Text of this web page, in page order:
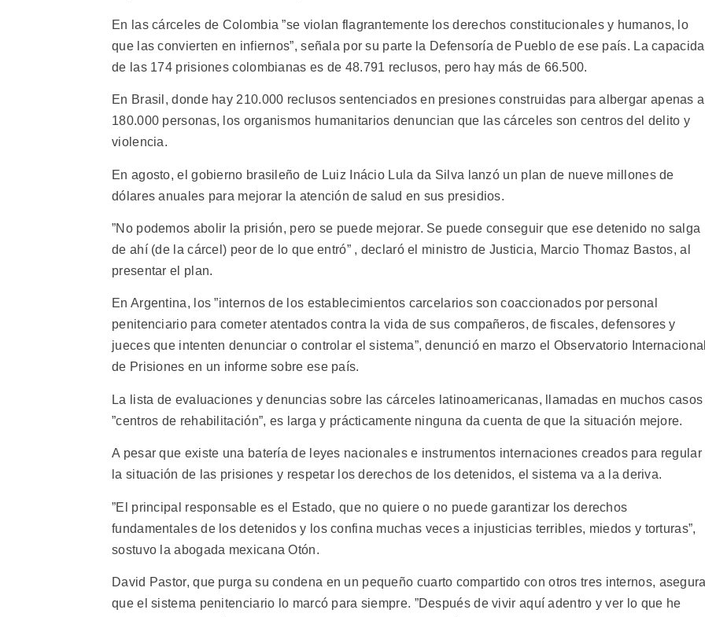
En las cárceles de Colombia ”se violan flagrantemente los derechos constitucionales y humanos, lo
que las convierten en infiernos”, señala por su parte la Defensoría de Pueblo de ese país. La
de las 174 prisiones colombianas es de 48.791 reclusos, pero hay más de 66.500.
En Brasil, donde hay 210.000 reclusos sentenciados en presiones construidas para albergar apenas a
180.000 personas, los organismos humanitarios denuncian que las cárceles son centros del delito y
violencia.
En agosto, el gobierno brasileño de Luiz Inácio Lula da Silva lanzó un plan de nueve millones de
dólares anuales para mejorar la atención de salud en sus presidios.
”No podemos abolir la prisión, pero se puede mejorar. Se puede conseguir que ese detenido no salga
de ahí (de la cárcel) peor de lo que entró” , declaró el ministro de Justicia, Marcio Thomaz Bastos, al
presentar el plan.
En Argentina, los ”internos de los establecimientos carcelarios son coaccionados por personal
penitenciario para cometer atentados contra la vida de sus compañeros, de fiscales, defensores y
jueces que intenten denunciar o controlar el sistema”, denunció en marzo el Observatorio
de Prisiones en un informe sobre ese país.
La lista de evaluaciones y denuncias sobre las cárceles latinoamericanas, llamadas en muchos casos
”centros de rehabilitación”, es larga y prácticamente ninguna da cuenta de que la situación mejore.
A pesar que existe una batería de leyes nacionales e instrumentos internaciones creados para regular
la situación de las prisiones y respetar los derechos de los detenidos, el sistema va a la deriva.
”El principal responsable es el Estado, que no quiere o no puede garantizar los derechos
fundamentales de los detenidos y los confina muchas veces a injusticias terribles, miedos y torturas”,
sostuvo la abogada mexicana Otón.
David Pastor, que purga su condena en un pequeño cuarto compartido con otros tres internos,
que el sistema penitenciario lo marcó para siempre. ”Después de vivir aquí adentro y ver lo que he